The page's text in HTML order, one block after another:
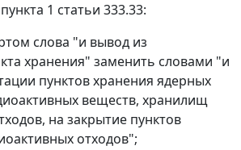
1 статьи 333.33:
слова "и вывод из
хранения" заменить словами "и
пунктов хранения ядерных
веществ, хранилищ
на закрытие пунктов
отходов";